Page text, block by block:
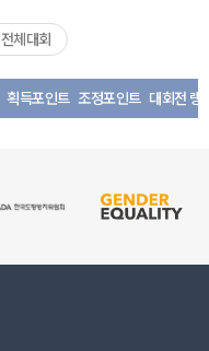
전체대회
획득포인트 조정포인트 대회전 랭